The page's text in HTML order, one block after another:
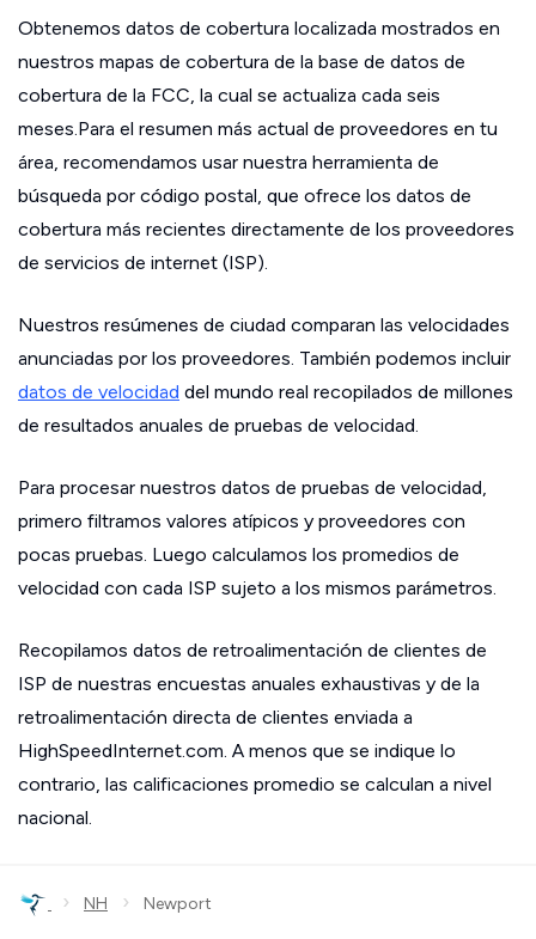
Obtenemos datos de cobertura localizada mostrados en
nuestros mapas de cobertura de la base de datos de
cobertura de la FCC, la cual se actualiza cada seis
meses.Para el resumen más actual de proveedores en tu
área, recomendamos usar nuestra herramienta de
búsqueda por código postal, que ofrece los datos de
cobertura más recientes directamente de los proveedores
de servicios de internet (ISP).
Nuestros resúmenes de ciudad comparan las velocidades
anunciadas por los proveedores. También podemos incluir
datos de velocidad del mundo real recopilados de millones
de resultados anuales de pruebas de velocidad.
Para procesar nuestros datos de pruebas de velocidad,
primero filtramos valores atípicos y proveedores con
pocas pruebas. Luego calculamos los promedios de
velocidad con cada ISP sujeto a los mismos parámetros.
Recopilamos datos de retroalimentación de clientes de
ISP de nuestras encuestas anuales exhaustivas y de la
retroalimentación directa de clientes enviada a
HighSpeedInternet.com. A menos que se indique lo
contrario, las calificaciones promedio se calculan a nivel
nacional.
› NH › Newport